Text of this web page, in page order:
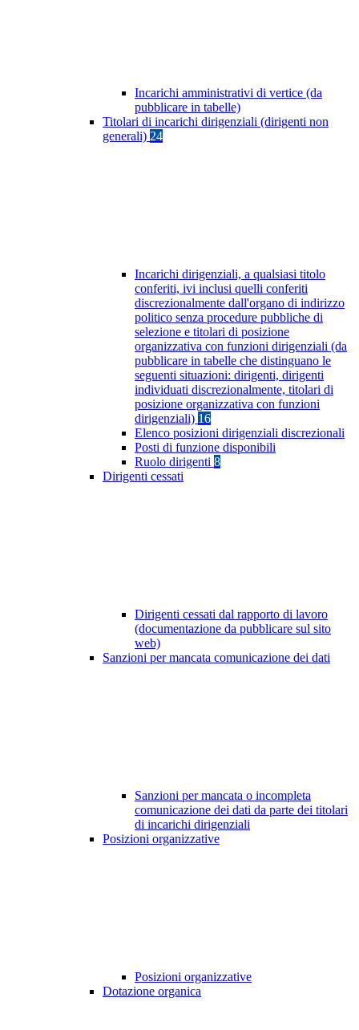
Incarichi amministrativi di vertice (da
pubblicare in tabelle)
Titolari di incarichi dirigenziali (dirigenti non
generali) 24
Incarichi dirigenziali, a qualsiasi titolo
conferiti, ivi inclusi quelli conferiti
discrezionalmente dall'organo di indirizzo
politico senza procedure pubbliche di
selezione e titolari di posizione
organizzativa con funzioni dirigenziali (da
pubblicare in tabelle che distinguano le
seguenti situazioni: dirigenti, dirigenti
individuati discrezionalmente, titolari di
posizione organizzativa con funzioni
dirigenziali) 16
Elenco posizioni dirigenziali discrezionali
Posti di funzione disponibili
Ruolo dirigenti 8
Dirigenti cessati
Dirigenti cessati dal rapporto di lavoro
(documentazione da pubblicare sul sito
web)
Sanzioni per mancata comunicazione dei dati
Sanzioni per mancata o incompleta
comunicazione dei dati da parte dei titolari
di incarichi dirigenziali
Posizioni organizzative
Posizioni organizzative
Dotazione organica